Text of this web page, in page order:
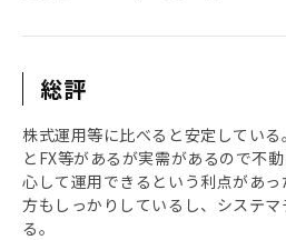
総評
株式運用等に比べると安定してい
とFX等があるが実需があるので不
心して運用できるという利点があ
方もしっかりしているし、システ
る。